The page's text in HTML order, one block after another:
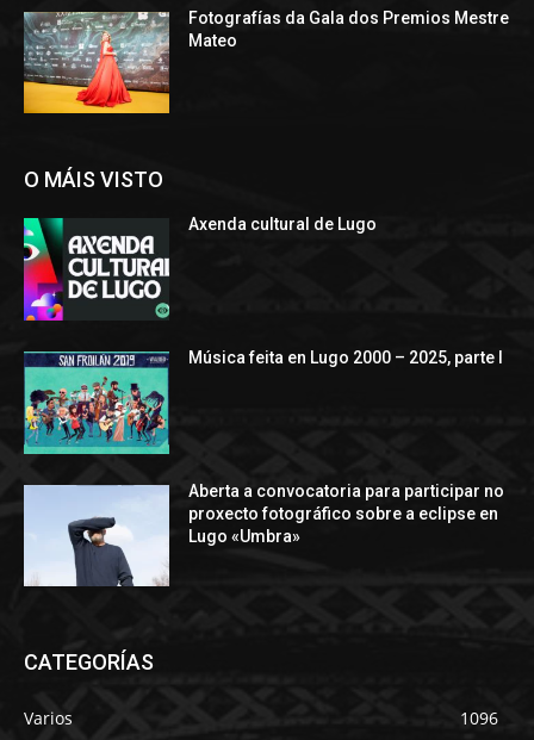
Fotografías da Gala dos Premios Mestre
Mateo
O MÁIS VISTO
Axenda cultural de Lugo
Música feita en Lugo 2000 – 2025, parte I
Aberta a convocatoria para participar no
proxecto fotográfico sobre a eclipse en
Lugo «Umbra»
CATEGORÍAS
Varios
1096